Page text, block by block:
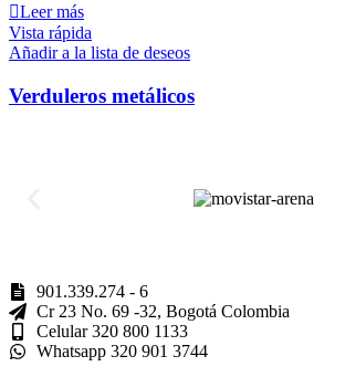
Leer más
Vista rápida
Añadir a la lista de deseos
Verduleros metálicos
901.339.274 - 6
Cr 23 No. 69 -32, Bogotá Colombia
Celular 320 800 1133
Whatsapp 320 901 3744